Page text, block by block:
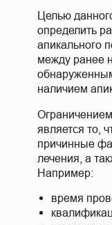
Целью
определить
апикального
между ранее
наличием
время
является то,
причинные
лечения, а
Например: